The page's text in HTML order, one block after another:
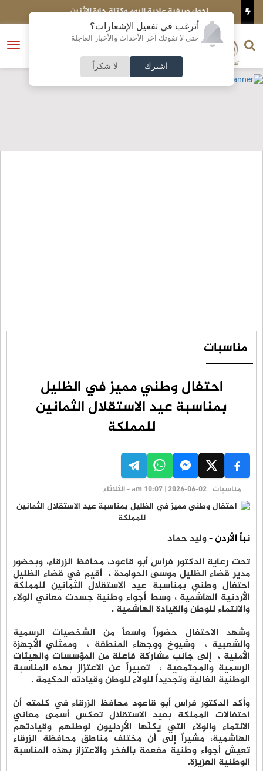
أترغب في تفعيل الإشعارات؟
حتى لا تفوتك آخر الأحداث والأخبار العاجلة
اشترك لا شكراً
اجواء صيفية عادية اليوم وكتلة حارة الاثنين
فتح
الناشر و رئيس التحرير
النسخة الكاملة
مناسبات
احتفال وطني مميز في الظليل
بمناسبة عيد الاستقلال الثمانين
للمملكة
مناسبات am 10:07 | 2026-06-02 - الثلاثاء
نبأ الأردن -وليد حماد
تحت رعاية الدكتور فراس أبو قاعود، محافظ الزرقاء، وبحضور
مدير قضاء الظليل موسى الحوامدة ، أقيم في قضاء الظليل
احتفال وطني بمناسبة عيد الاستقلال الثمانين للمملكة
الأردنية الهاشمية ، وسط أجواء وطنية جسدت معاني الولاء
والانتماء للوطن والقيادة الهاشمية .
وشهد الاحتفال حضوراً واسعاً من الشخصيات الرسمية
والشعبية ، وشيوخ ووجهاء المنطقة ، وممثلي الأجهزة
الأمنية ، إلى جانب مشاركة فاعلة من المؤسسات والهيئات
الرسمية والمجتمعية ، تعبيراً عن الاعتزاز بهذه المناسبة
الوطنية الغالية وتجديداً للولاء للوطن وقيادته الحكيمة .
وأكد الدكتور فراس أبو قاعود محافظ الزرقاء في كلمته أن
احتفالات المملكة بعيد الاستقلال تعكس أسمى معاني
الانتماء والولاء التي يكنّها الأردنيون لوطنهم وقيادتهم
الهاشمية، مشيراً إلى أن مختلف مناطق محافظة الزرقاء
تعيش أجواء وطنية مفعمة بالفخر والاعتزاز بهذه المناسبة
الوطنية العزيزة.